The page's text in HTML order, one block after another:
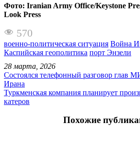
Фото: Iranian Army Office/Keystone
Look Press
570
военно-политическая ситуация Война
Каспийская геополитика порт Энзели
28 марта, 2026
Состоялся телефонный разговор глав
Ирана
Туркменская компания планирует
катеров
Похожие